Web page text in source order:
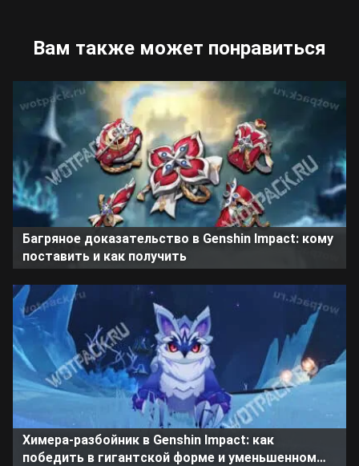
Вам также может понравиться
Багряное доказательство в Genshin Impact: кому
поставить и как получить
Химера-разбойник в Genshin Impact: как
победить в гигантской форме и уменьшенном